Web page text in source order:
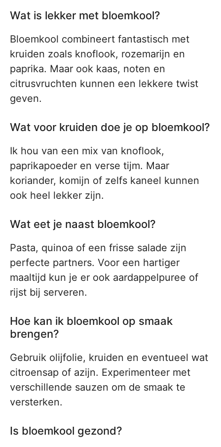
Wat is lekker met bloemkool?
Bloemkool combineert fantastisch met
kruiden zoals knoflook, rozemarijn en
paprika. Maar ook kaas, noten en
citrusvruchten kunnen een lekkere twist
geven.
Wat voor kruiden doe je op bloemkool?
Ik hou van een mix van knoflook,
paprikapoeder en verse tijm. Maar
koriander, komijn of zelfs kaneel kunnen
ook heel lekker zijn.
Wat eet je naast bloemkool?
Pasta, quinoa of een frisse salade zijn
perfecte partners. Voor een hartiger
maaltijd kun je er ook aardappelpuree of
rijst bij serveren.
Hoe kan ik bloemkool op smaak
brengen?
Gebruik olijfolie, kruiden en eventueel wat
citroensap of azijn. Experimenteer met
verschillende sauzen om de smaak te
versterken.
Is bloemkool gezond?